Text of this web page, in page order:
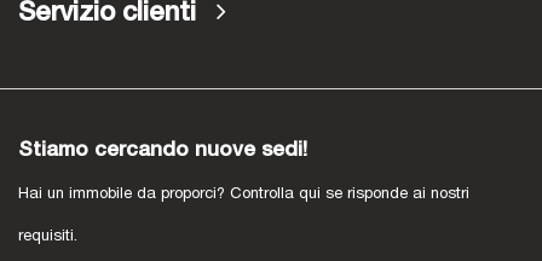
Servizio clienti
Stiamo cercando nuove sedi!
Hai un immobile da proporci? Controlla qui se risponde ai nostri
requisiti.